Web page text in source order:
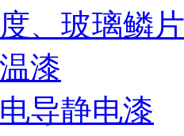
、玻璃鳞
漆
导静电漆